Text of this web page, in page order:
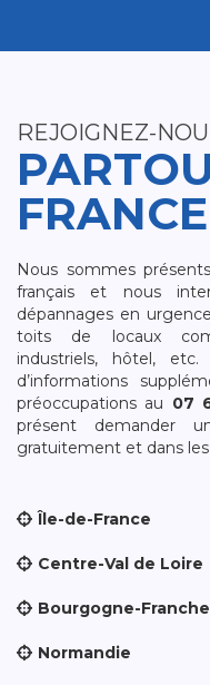
REJOIGNEZ-
FRANCE
Nous sommes
français et nous
dépannages en
toits de locaux
industriels, hôtel,
d’informations
préoccupations au 07
présent demander
gratuitement et dans les
Île-de-France
Centre-Val de Loire
Bourgogne-
Normandie